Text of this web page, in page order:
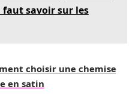
faut savoir sur les
choisir une chemise
en satin